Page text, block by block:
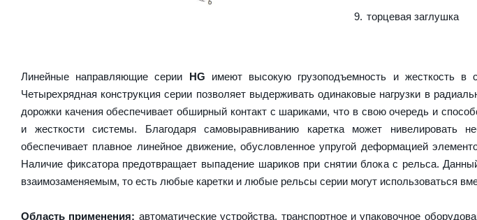
торцевая заглушка
Линейные направляющие серии HG имеют высокую грузоподъемность и жесткость в
Четырехрядная конструкция серии позволяет выдерживать одинаковые нагрузки в
дорожки качения обеспечивает обширный контакт с шариками, что в свою очередь и
и жесткости системы. Благодаря самовыравниванию каретка может нивелировать
обеспечивает плавное линейное движение, обусловленное упругой деформацией
Наличие фиксатора предотвращает выпадение шариков при снятии блока с рельса.
взаимозаменяемым, то есть любые каретки и любые рельсы серии могут использоваться
Область применения: автоматические устройства, транспортное и упаковочное